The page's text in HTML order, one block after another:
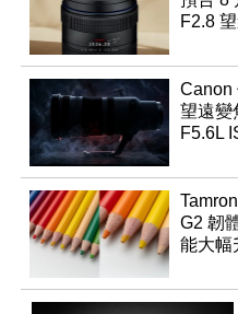
F2.8
Canon
望遠變
F5.6L
G2 韌
能大幅